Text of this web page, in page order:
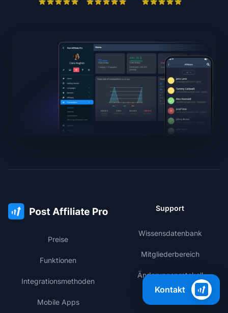
Preise
Funktionen
Integrationsmethoden
Mobile Apps
Support
Wissensdatenbank
Mitgliederbereich
Änderungsprotokoll
Leistungsstatus
Kontakt